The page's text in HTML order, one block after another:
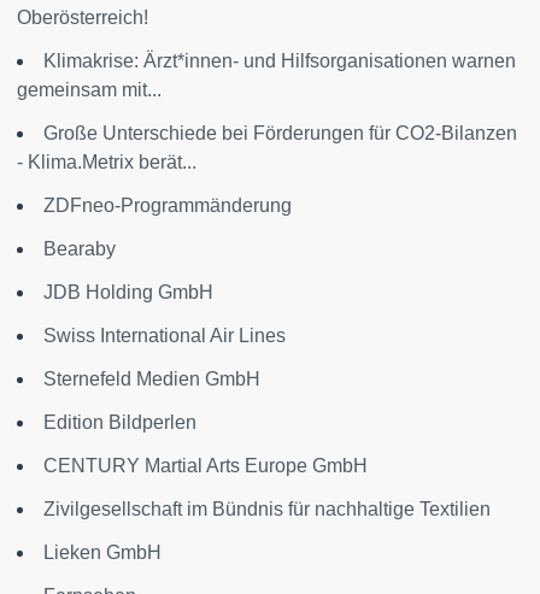
Oberösterreich!
Klimakrise: Ärzt*innen- und Hilfsorganisationen warnen
gemeinsam mit...
Große Unterschiede bei Förderungen für CO2-Bilanzen
- Klima.Metrix berät...
ZDFneo-Programmänderung
Bearaby
JDB Holding GmbH
Swiss International Air Lines
Sternefeld Medien GmbH
Edition Bildperlen
CENTURY Martial Arts Europe GmbH
Zivilgesellschaft im Bündnis für nachhaltige Textilien
Lieken GmbH